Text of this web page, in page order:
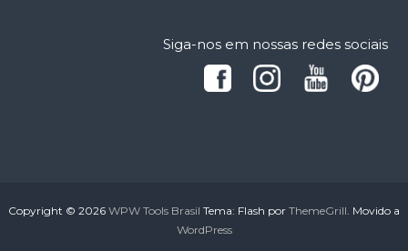
Siga-nos em nossas redes sociais
Copyright © 2026 WPW Tools Brasil Tema: Flash por ThemeGrill. Movido a
WordPress